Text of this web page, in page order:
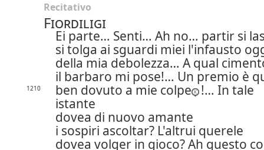
Recitativo
Fiordiligi
Ei parte… Senti… Ah no… partir si
si tolga ai sguardi miei l'infausto
della mia debolezza… A qual
il barbaro mi pose!… Un premio è
1210 ben dovuto a mie colpe
!… In tale
istante
dovea di nuovo amante
i sospiri ascoltar? L'altrui querele
dovea volger in gioco? Ah questo